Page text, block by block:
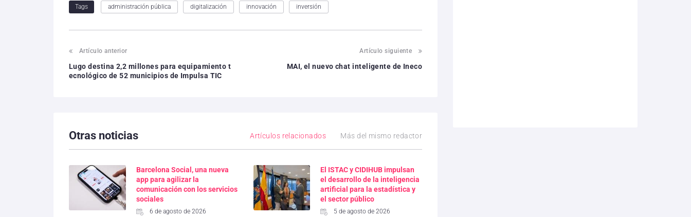
Tags administración pública digitalización innovación inversión
Artículo anterior
Lugo destina 2,2 millones para equipamiento t
ecnológico de 52 municipios de Impulsa TIC
Artículo siguiente
MAI, el nuevo chat inteligente de Ineco
Otras noticias Artículos relacionados Más del mismo redactor
Barcelona Social, una nueva
app para agilizar la
comunicación con los servicios
sociales
6 de agosto de 2026
El ISTAC y CIDIHUB impulsan
el desarrollo de la inteligencia
artificial para la estadística y
el sector público
5 de agosto de 2026